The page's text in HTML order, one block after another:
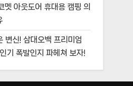
멧 아웃도어 휴대용 캠핑 의
신! 삼대오백 프리미엄
기 폭발인지 파헤쳐 보자!